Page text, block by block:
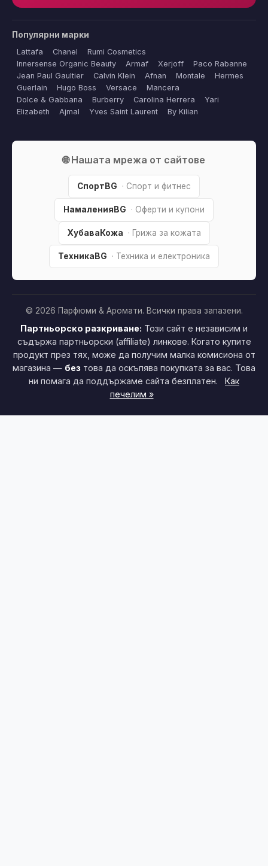
Популярни марки
Lattafa Chanel
Rumi Cosmetics
Innersense Organic Beauty
Armaf Xerjoff
Paco Rabanne
Jean Paul Gaultier
Calvin Klein Afnan Montale
Hermes
Guerlain
Hugo Boss Versace
Mancera
Dolce & Gabbana
Burberry Carolina Herrera
Yari
Elizabeth
Ajmal Yves Saint Laurent By Kilian
🌐 Нашата мрежа от сайтове
СпортBG · Спорт и фитнес
НамаленияBG · Оферти и купони
ХубаваКожа · Грижа за кожата
ТехникаBG · Техника и електроника
© 2026 Парфюми & Аромати. Всички права запазени.
Партньорско разкриване: Този сайт е независим и
съдържа партньорски (affiliate) линкове. Когато купите
продукт през тях, може да получим малка комисиона от
магазина — без това да оскъпява покупката за вас. Това
ни помага да поддържаме сайта безплатен.
Как
печелим »